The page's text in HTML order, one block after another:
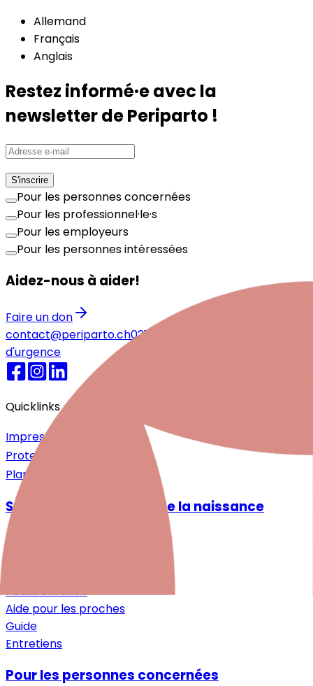
Allemand
Français
Anglais
Restez informé·e avec la
newsletter de Periparto !
S'inscrire
Pour les personnes concernées
Pour les professionnel·le·s
Pour les employeurs
Pour les personnes intéressées
Aidez-nous à aider!
Faire un don
contact@periparto.ch021 525 77 51
d'urgence
Quicklinks
Impressum
Protection des données
Plan du site
Santé mentale autour de la naissance
Désir d'enfant
Petite enfance
Aide pour les proches
Guide
Entretiens
Pour les personnes concernées